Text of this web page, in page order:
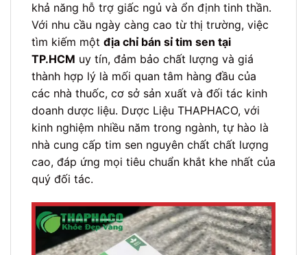
khả năng hỗ trợ giấc ngủ và ổn định tinh thần.
Với nhu cầu ngày càng cao từ thị trường, việc
tìm kiếm một địa chỉ bán sỉ tim sen tại
TP.HCM uy tín, đảm bảo chất lượng và giá
thành hợp lý là mối quan tâm hàng đầu của
các nhà thuốc, cơ sở sản xuất và đối tác kinh
doanh dược liệu. Dược Liệu THAPHACO, với
kinh nghiệm nhiều năm trong ngành, tự hào là
nhà cung cấp tim sen nguyên chất chất lượng
cao, đáp ứng mọi tiêu chuẩn khắt khe nhất của
quý đối tác.